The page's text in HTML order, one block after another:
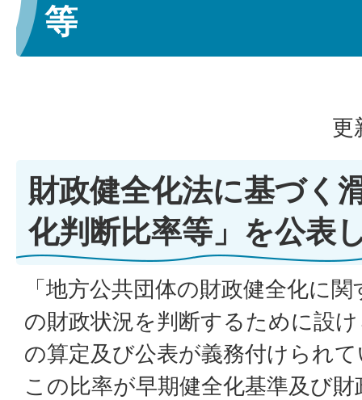
等
更
財政健全化法に基づく
化判断比率等」を公表
「地方公共団体の財政健全化に
の財政状況を判断するために設
の算定及び公表が義務付けられ
この比率が早期健全化基準及び